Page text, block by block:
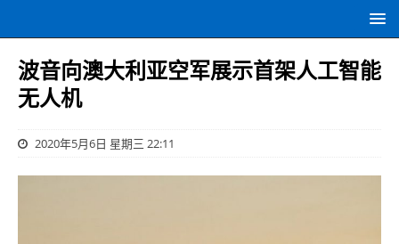
波音向澳大利亚空军展示首架人工智能
无人机
2020年5月6日 星期三 22:11